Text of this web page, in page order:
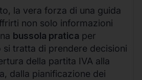
la vera forza di una guida
non solo informazioni
bussola pratica per
tratta di prendere decisioni
della partita IVA alla
dalla pianificazione dei